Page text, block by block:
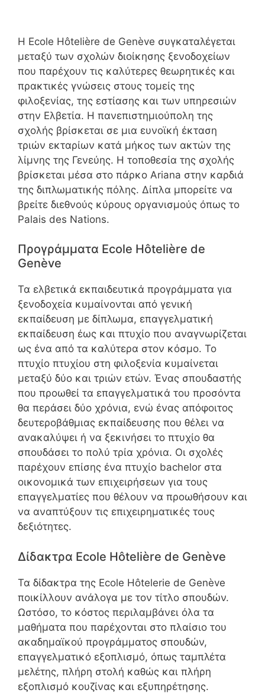
Η Ecole Hôtelière de Genève συγκαταλέγεται
μεταξύ των σχολών διοίκησης ξενοδοχείων
που παρέχουν τις καλύτερες θεωρητικές και
πρακτικές γνώσεις στους τομείς της
φιλοξενίας, της εστίασης και των υπηρεσιών
στην Ελβετία. Η πανεπιστημιούπολη της
σχολής βρίσκεται σε μια ευνοϊκή έκταση
τριών εκταρίων κατά μήκος των ακτών της
λίμνης της Γενεύης. Η τοποθεσία της σχολής
βρίσκεται μέσα στο πάρκο Ariana στην καρδιά
της διπλωματικής πόλης. Δίπλα μπορείτε να
βρείτε διεθνούς κύρους οργανισμούς όπως το
Palais des Nations.
Προγράμματα Ecole Hôtelière de
Genève
Τα ελβετικά εκπαιδευτικά προγράμματα για
ξενοδοχεία κυμαίνονται από γενική
εκπαίδευση με δίπλωμα, επαγγελματική
εκπαίδευση έως και πτυχίο που αναγνωρίζεται
ως ένα από τα καλύτερα στον κόσμο. Το
πτυχίο πτυχίου στη φιλοξενία κυμαίνεται
μεταξύ δύο και τριών ετών. Ένας σπουδαστής
που προωθεί τα επαγγελματικά του προσόντα
θα περάσει δύο χρόνια, ενώ ένας απόφοιτος
δευτεροβάθμιας εκπαίδευσης που θέλει να
ανακαλύψει ή να ξεκινήσει το πτυχίο θα
σπουδάσει το πολύ τρία χρόνια. Οι σχολές
παρέχουν επίσης ένα πτυχίο bachelor στα
οικονομικά των επιχειρήσεων για τους
επαγγελματίες που θέλουν να προωθήσουν και
να αναπτύξουν τις επιχειρηματικές τους
δεξιότητες.
Δίδακτρα Ecole Hôtelière de Genève
Τα δίδακτρα της Ecole Hôtelerie de Genève
ποικίλλουν ανάλογα με τον τίτλο σπουδών.
Ωστόσο, το κόστος περιλαμβάνει όλα τα
μαθήματα που παρέχονται στο πλαίσιο του
ακαδημαϊκού προγράμματος σπουδών,
επαγγελματικό εξοπλισμό, όπως ταμπλέτα
μελέτης, πλήρη στολή καθώς και πλήρη
εξοπλισμό κουζίνας και εξυπηρέτησης.